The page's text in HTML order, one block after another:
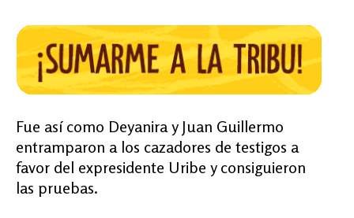
Fue así como Deyanira y Juan Guillermo
entramparon a los cazadores de testigos a
favor del expresidente Uribe y consiguieron
las pruebas.